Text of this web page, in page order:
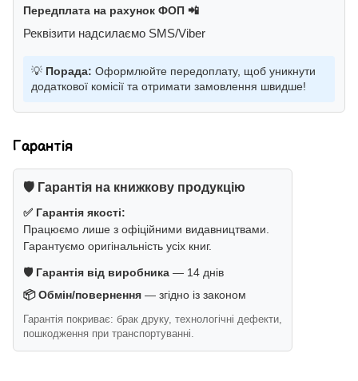
Передплата на рахунок ФОП 📲
Реквізити надсилаємо SMS/Viber
💡 Порада: Оформлюйте передоплату, щоб уникнути
додаткової комісії та отримати замовлення швидше!
Гарантія
🛡️ Гарантія на книжкову продукцію
✅ Гарантія якості:
Працюємо лише з офіційними видавництвами.
Гарантуємо оригінальність усіх книг.
🛡️ Гарантія від виробника — 14 днів
📦 Обмін/повернення — згідно із законом
Гарантія покриває: брак друку, технологічні дефекти,
пошкодження при транспортуванні.